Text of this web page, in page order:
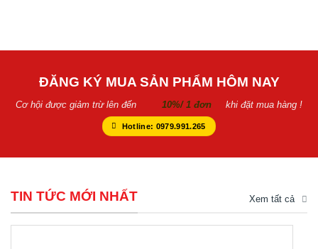
ĐĂNG KÝ MUA SẢN PHẨM HÔM NAY
Cơ hội được giảm trừ lên đến 10%/ 1 đơn khi đặt mua hàng !
Hotline: 0979.991.265
TIN TỨC MỚI NHẤT Xem tất cả